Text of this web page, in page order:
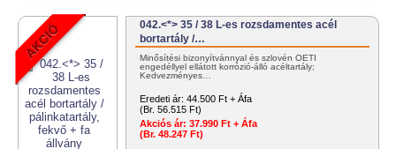
042.<*> 35 / 38 L-es rozsdamentes acél
bortartály /…
Minősítési bizonyítvánnyal és szlovén OÉTI
engedéllyel ellátott korrózió-álló acéltartály;
Kedvezményes…
Eredeti ár: 44.500 Ft + Áfa
(Br. 56.515 Ft)
Akciós ár: 37.990 Ft + Áfa
(Br. 48.247 Ft)